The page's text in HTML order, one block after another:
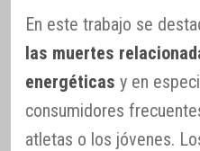
En este trabajo se
las muertes
energéticas y en
consumidores
atletas o los jóvenes.